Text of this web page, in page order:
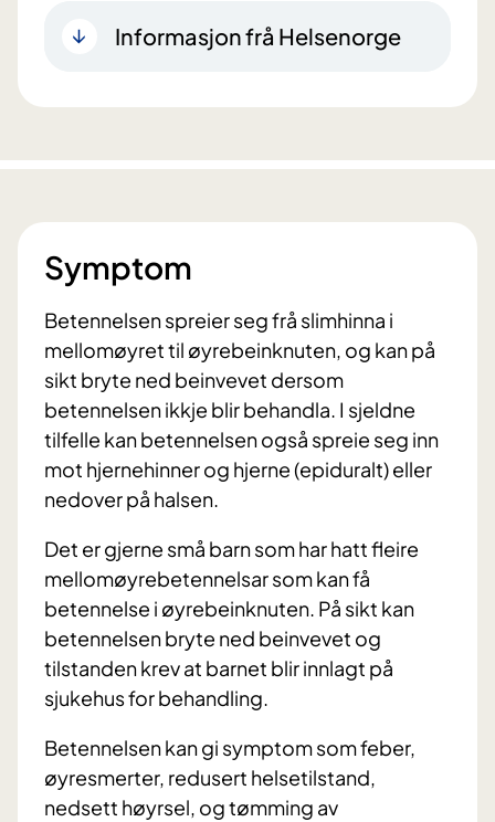
Informasjon frå Helsenorge
Symptom
Betennelsen spreier seg frå slimhinna i
mellomøyret til øyrebeinknuten, og kan på
sikt bryte ned beinvevet dersom
betennelsen ikkje blir behandla. I sjeldne
tilfelle kan betennelsen også spreie seg inn
mot hjernehinner og hjerne (epiduralt) eller
nedover på halsen.
Det er gjerne små barn som har hatt fleire
mellomøyrebetennelsar som kan få
betennelse i øyrebeinknuten. På sikt kan
betennelsen bryte ned beinvevet og
tilstanden krev at barnet blir innlagt på
sjukehus for behandling.
Betennelsen kan gi symptom som feber,
øyresmerter, redusert helsetilstand,
nedsett høyrsel, og tømming av